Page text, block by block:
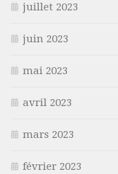
juillet 2023
juin 2023
mai 2023
avril 2023
mars 2023
février 2023